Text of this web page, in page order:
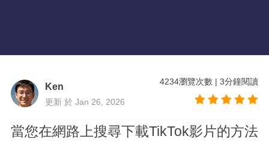
Ken
更新 於 Jan 26, 2026
4234瀏覽次數 |3分鐘閱讀
當您在網路上搜尋下載TikTok影片的方法